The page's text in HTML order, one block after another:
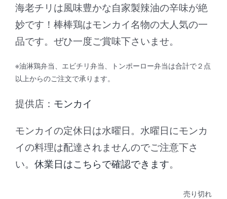
海老チリは風味豊かな自家製辣油の辛味が絶
妙です！棒棒鶏はモンカイ名物の大人気の一
品です。ぜひ一度ご賞味下さいませ。
※油淋鶏弁当、エビチリ弁当、トンポーロー弁当は合計で２点
以上からのご注文で承ります。
提供店： モンカイ
モンカイの定休日は水曜日。水曜日にモンカ
イの料理は配達されませんのでご注意下さ
い。 休業日はこちらで確認できます。
売り切れ